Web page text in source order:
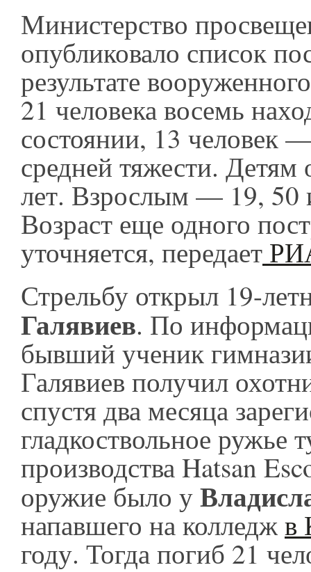
Министерство
опубликовало список
результате
21 человека восемь
состоянии, 13 человек
средней тяжести. Детям
лет. Взрослым — 19, 50
Возраст еще одного
уточняется, передает
Стрельбу открыл 19-
Галявиев. По
бывший ученик
Галявиев получил
спустя два месяца
гладкоствольное ружье
производства Hatsan
оружие было у
напавшего на колледжв
году. Тогда погиб 21